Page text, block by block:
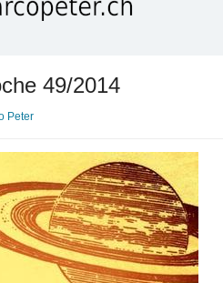
49/2014
Peter